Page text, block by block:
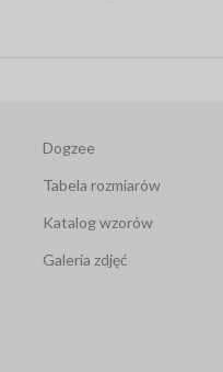
Sklep
Dogzee
Tabela rozmiarów
Katalog wzorów
Galeria zdjęć